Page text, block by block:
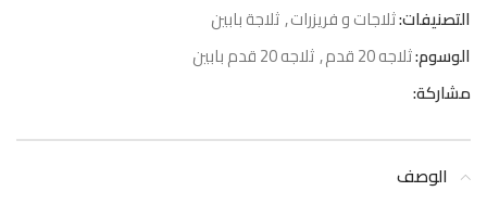
التصنيفات:ثلاجات و فريزرات,ثلاجة بابين
الوسوم:ثلاجه 20 قدم ,ثلاجه 20 قدم بابين
مشاركة:
الوصف